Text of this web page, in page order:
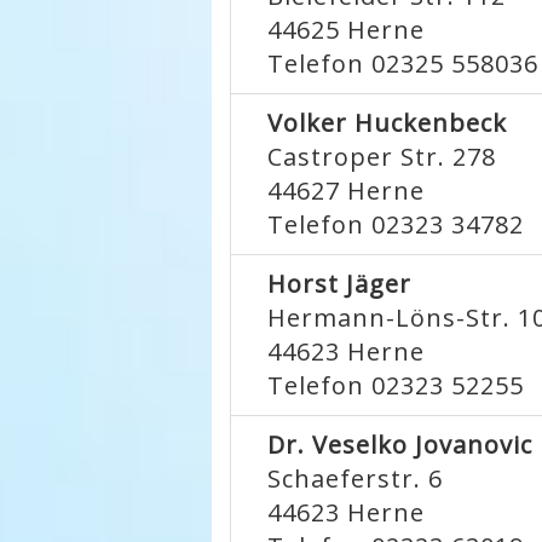
44625 Herne
Telefon 02325 558036
Volker Huckenbeck
Castroper Str. 278
44627 Herne
Telefon 02323 34782
Horst Jäger
Hermann-Löns-Str.
44623 Herne
Telefon 02323 52255
Dr. Veselko Jovanovic
Schaeferstr. 6
44623 Herne